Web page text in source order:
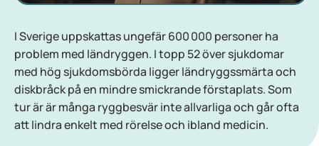
I Sverige uppskattas ungefär 600 000 personer ha
problem med ländryggen. I topp 52 över sjukdomar
med hög sjukdomsbörda ligger ländryggssmärta och
diskbråck på en mindre smickrande förstaplats. Som
tur är är många ryggbesvär inte allvarliga och går ofta
att lindra enkelt med rörelse och ibland medicin.